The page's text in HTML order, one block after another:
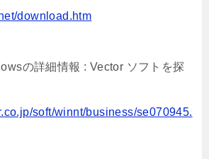
download.htm
の詳細情報 : Vector ソフトを探
soft/winnt/business/se070945.